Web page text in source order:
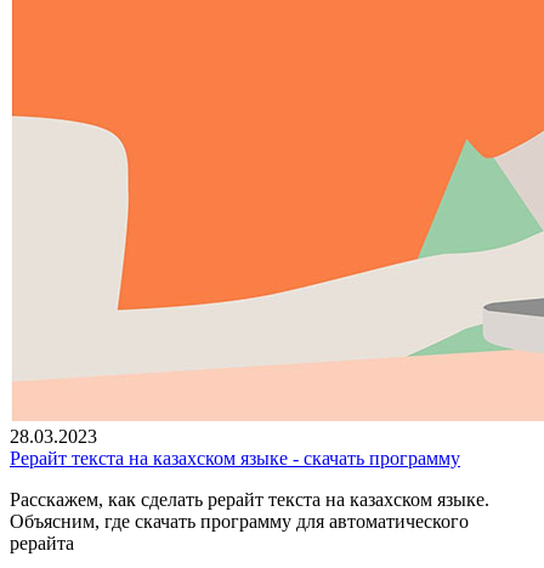
28.03.2023
Рерайт текста на казахском языке - скачать программу
Расскажем, как сделать рерайт текста на казахском языке.
Объясним, где скачать программу для автоматического
рерайта